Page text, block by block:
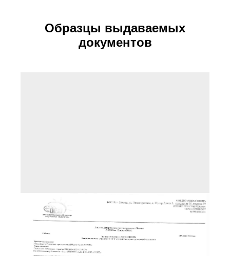
Образцы выдаваемых
документов